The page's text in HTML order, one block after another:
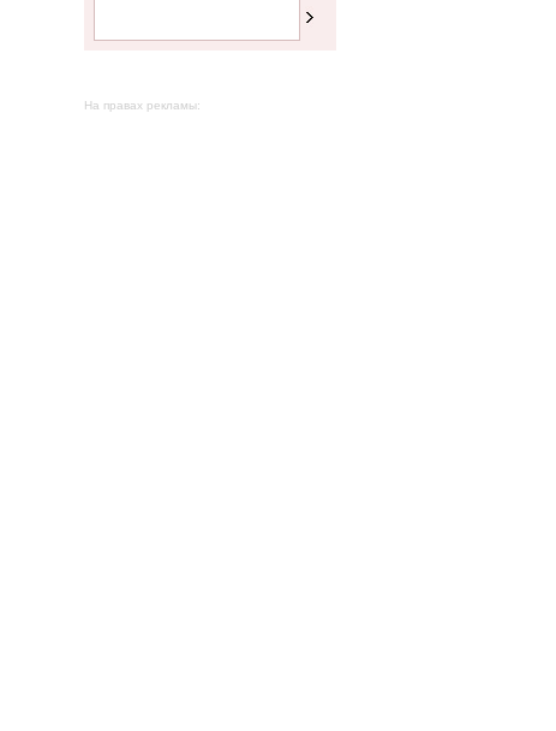
На правах рекламы: